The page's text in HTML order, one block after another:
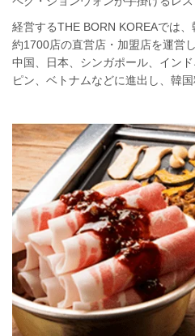
経営するTHE BORN KOREAでは、
約1700店の直営店・加盟店を運営
中国、日本、シンガポール、イン
ピン、ベトナムなどに進出し、韓